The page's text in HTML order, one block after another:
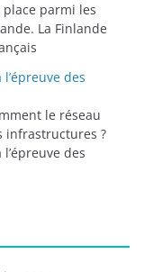
parmi les
La Finlande
des
le réseau
infrastructures ?
des